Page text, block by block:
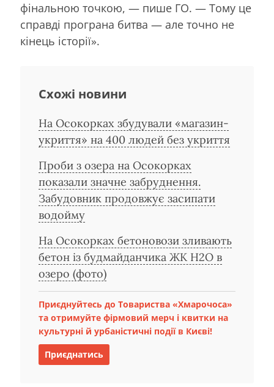
фінальною точкою, — пише ГО. — Тому це
справді програна битва — але точно не
кінець історії».
Схожі новини
На Осокорках збудували «магазин-
укриття» на 400 людей без укриття
Проби з озера на Осокорках
показали значне забруднення.
Забудовник продовжує засипати
водойму
На Осокорках бетоновози зливають
бетон із будмайданчика ЖК Н2О в
озеро (фото)
Приєднуйтесь до Товариства «Хмарочоса»
та отримуйте фірмовий мерч і квитки на
культурні й урбаністичні події в Києві!
Приєднатись